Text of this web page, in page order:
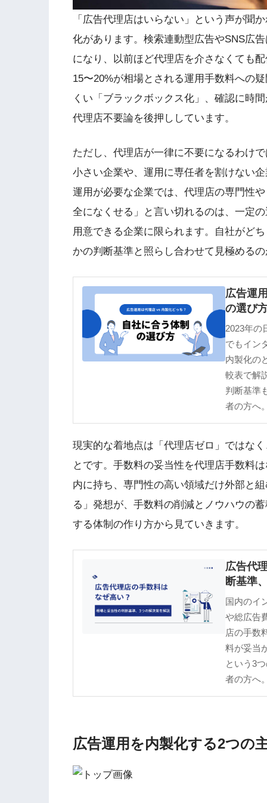
「広告代理店はいらない」という声が聞
化があります。検索連動型広告やSNS広
になり、以前ほど代理店を介さなくても
15〜20%が相場とされる運用手数料への
くい「ブラックボックス化」、確認に時
代理店不要論を後押ししています。
ただし、代理店が一律に不要になるわけ
小さい企業や、運用に専任者を割けない
運用が必要な企業では、代理店の専門性
全になくせる」と言い切れるのは、一定
用意できる企業に限られます。自社がど
かの判断基準と照らし合わせて見極める
広告運
の選び
2023年の
でもイン
内製化の
較表で解
判断基準
者の方へ
現実的な着地点は「代理店ゼロ」ではな
とです。手数料の妥当性を代理店手数料
内に持ち、専門性の高い領域だけ外部と
る」発想が、手数料の削減とノウハウの
する体制の作り方から見ていきます。
広告代
断基準
国内のイ
や総広告
店の手数
料が妥当
という3
者の方へ
広告運用を内製化する2つの